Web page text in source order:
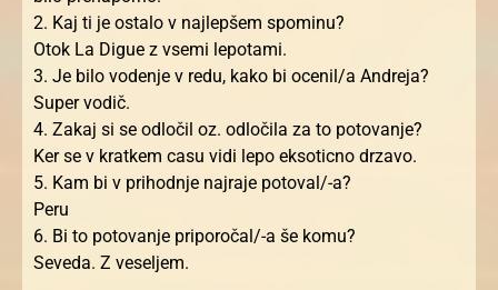
2. Kaj ti je ostalo v najlepšem spominu?
Otok La Digue z vsemi lepotami.
3. Je bilo vodenje v redu, kako bi ocenil/a Andreja?
Super vodič.
4. Zakaj si se odločil oz. odločila za to potovanje?
Ker se v kratkem casu vidi lepo eksoticno drzavo.
5. Kam bi v prihodnje najraje potoval/-a?
Peru
6. Bi to potovanje priporočal/-a še komu?
Seveda. Z veseljem.